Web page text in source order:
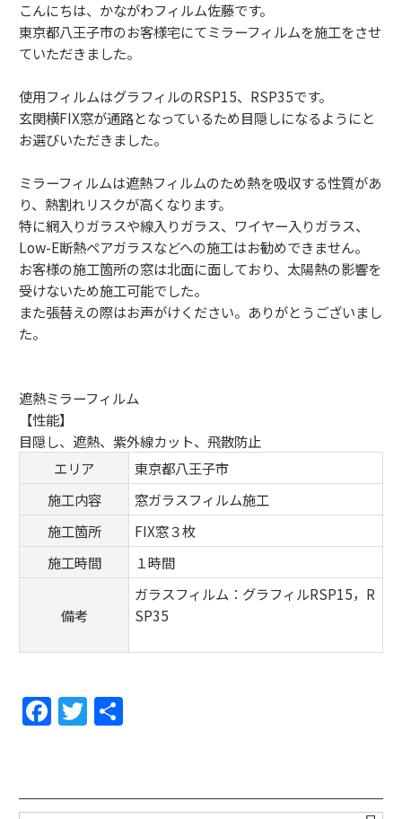
こんにちは、かながわフィルム佐藤です。
東京都八王子市のお客様宅にてミラーフィルムを施工をさせ
ていただきました。⁡
⁡使用フィルムは⁡グラフィルのRSP15、RSP35です。
玄関横FIX窓が通路となっているため目隠しになるようにと
お選びいただきました。
ミラーフィルムは遮熱フィルムのため熱を吸収する性質があ
り、熱割れリスクが高くなります。
特に網入りガラスや線入りガラス、ワイヤー入りガラス、
Low-E断熱ペアガラスなどへの施工はお勧めできません。
⁡お客様の施工箇所の窓は北面に面しており、太陽熱の影響を
受けないため施工可能でした。
また張替えの際はお声がけください。⁡ありがとうございまし
た。
遮熱ミラーフィルム
【性能】
目隠し、遮熱、紫外線カット、飛散防止
エリア
東京都八王子市
施工内容
窓ガラスフィルム施工
施工箇所
FIX窓３枚
施工時間
１時間
備考
ガラスフィルム：グラフィルRSP15，R
SP35
F
a
e
T
w
er